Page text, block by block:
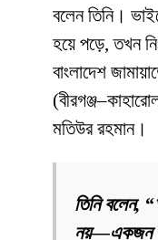
বলেন তিনি।
হয়ে পড়ে, তখন
বাংলাদেশ
মতিউর রহমান।
তিনি বলেন,
নয়—একজন